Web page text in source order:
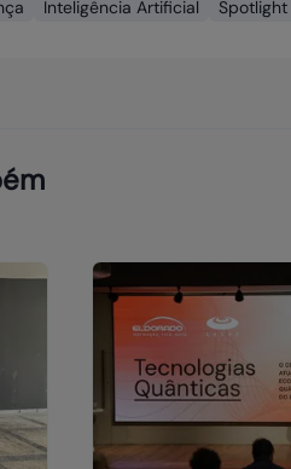
Inteligência Artificial Spotlight